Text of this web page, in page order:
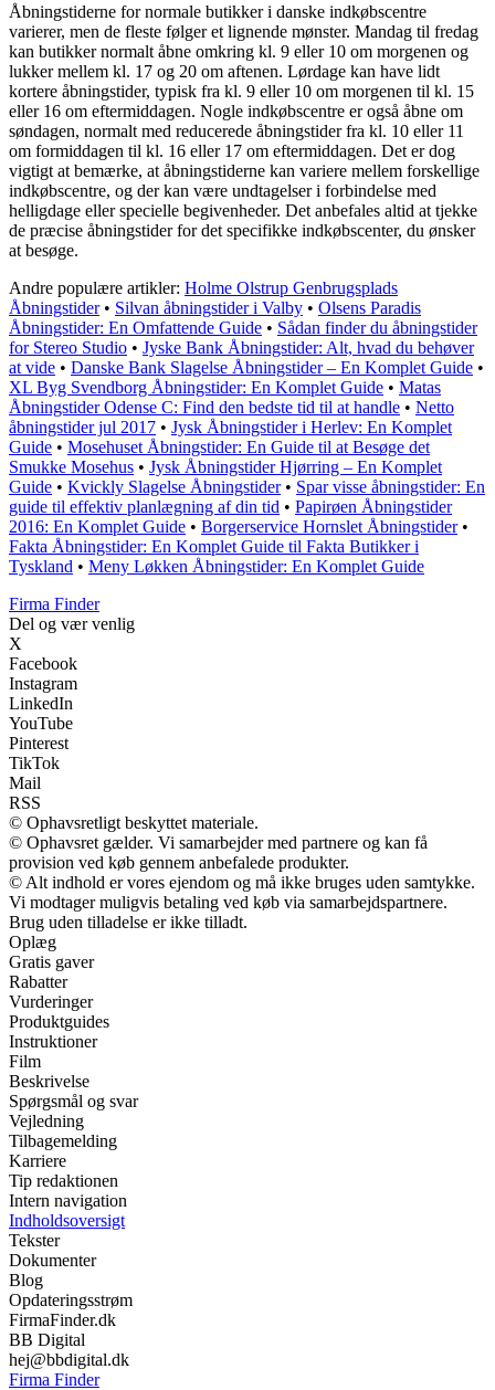
Åbningstiderne for normale butikker i danske indkøbscentre
varierer, men de fleste følger et lignende mønster. Mandag til fredag
kan butikker normalt åbne omkring kl. 9 eller 10 om morgenen og
lukker mellem kl. 17 og 20 om aftenen. Lørdage kan have lidt
kortere åbningstider, typisk fra kl. 9 eller 10 om morgenen til kl. 15
eller 16 om eftermiddagen. Nogle indkøbscentre er også åbne om
søndagen, normalt med reducerede åbningstider fra kl. 10 eller 11
om formiddagen til kl. 16 eller 17 om eftermiddagen. Det er dog
vigtigt at bemærke, at åbningstiderne kan variere mellem forskellige
indkøbscentre, og der kan være undtagelser i forbindelse med
helligdage eller specielle begivenheder. Det anbefales altid at tjekke
de præcise åbningstider for det specifikke indkøbscenter, du ønsker
at besøge.
Andre populære artikler: Holme Olstrup Genbrugsplads
Åbningstider• Silvan åbningstider i Valby • Olsens Paradis
Åbningstider: En Omfattende Guide • Sådan finder du åbningstider
for Stereo Studio • Jyske Bank Åbningstider: Alt, hvad du behøver
at vide • Danske Bank Slagelse Åbningstider – En Komplet Guide •
XL Byg Svendborg Åbningstider: En Komplet Guide • Matas
Åbningstider Odense C: Find den bedste tid til at handle • Netto
åbningstider jul 2017 • Jysk Åbningstider i Herlev: En Komplet
Guide • Mosehuset Åbningstider: En Guide til at Besøge det
Smukke Mosehus • Jysk Åbningstider Hjørring – En Komplet
Guide • Kvickly Slagelse Åbningstider• Spar visse åbningstider: En
guide til effektiv planlægning af din tid • Papirøen Åbningstider
2016: En Komplet Guide • Borgerservice Hornslet Åbningstider•
Fakta Åbningstider: En Komplet Guide til Fakta Butikker i
Tyskland • Meny Løkken Åbningstider: En Komplet Guide
Firma Finder
Del og vær venlig
X
Facebook
Instagram
LinkedIn
YouTube
Pinterest
TikTok
Mail
RSS
© Ophavsretligt beskyttet materiale.
© Ophavsret gælder. Vi samarbejder med partnere og kan få
provision ved køb gennem anbefalede produkter.
© Alt indhold er vores ejendom og må ikke bruges uden samtykke.
Vi modtager muligvis betaling ved køb via samarbejdspartnere.
Brug uden tilladelse er ikke tilladt.
Oplæg
Gratis gaver
Rabatter
Vurderinger
Produktguides
Instruktioner
Film
Beskrivelse
Spørgsmål og svar
Vejledning
Tilbagemelding
Karriere
Tip redaktionen
Intern navigation
Indholdsoversigt
Tekster
Dokumenter
Blog
Opdateringsstrøm
FirmaFinder.dk
BB Digital
hej@bbdigital.dk
Firma Finder